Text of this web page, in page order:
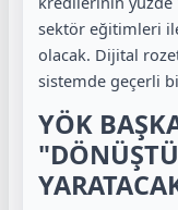
sektör eğitimleri
olacak. Dijital
sistemde geçerli
YÖK